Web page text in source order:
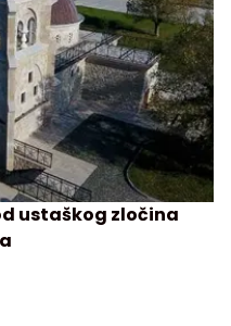
ustaškog zločina